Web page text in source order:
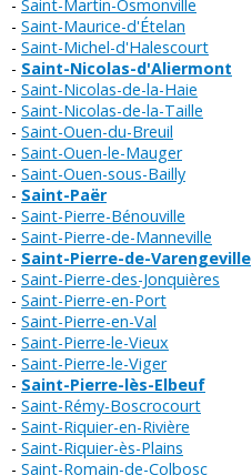
Saint-Martin-Osmonville
Saint-Maurice-d'Ételan
Saint-Michel-d'Halescourt
Saint-Nicolas-d'Aliermont
Saint-Nicolas-de-la-Haie
Saint-Nicolas-de-la-Taille
Saint-Ouen-du-Breuil
Saint-Ouen-le-Mauger
Saint-Ouen-sous-Bailly
Saint-Paër
Saint-Pierre-Bénouville
Saint-Pierre-de-Manneville
Saint-Pierre-de-Varengeville
Saint-Pierre-des-Jonquières
Saint-Pierre-en-Port
Saint-Pierre-en-Val
Saint-Pierre-le-Vieux
Saint-Pierre-le-Viger
Saint-Pierre-lès-Elbeuf
Saint-Rémy-Boscrocourt
Saint-Riquier-en-Rivière
Saint-Riquier-ès-Plains
Saint-Romain-de-Colbosc